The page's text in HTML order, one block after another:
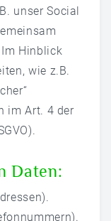
unser Social
Im Hinblick
wie z.B.
im Art. 4 der
Daten: